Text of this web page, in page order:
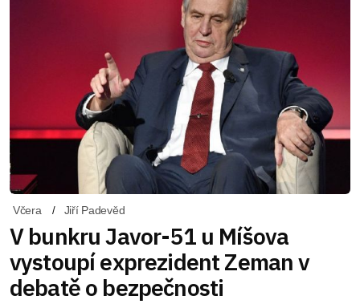
Včera Jiří Padevěd
V bunkru Javor-51 u Míšova
vystoupí exprezident Zeman v
debatě o bezpečnosti